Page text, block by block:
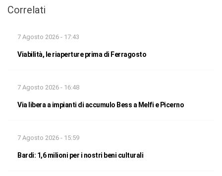
Correlati
7 Agosto 2026 - 17:43
Viabilità, le riaperture prima di Ferragosto
7 Agosto 2026 - 16:48
Via libera a impianti di accumulo Bess a Melfi e Picerno
7 Agosto 2026 - 15:59
Bardi: 1,6 milioni per i nostri beni culturali